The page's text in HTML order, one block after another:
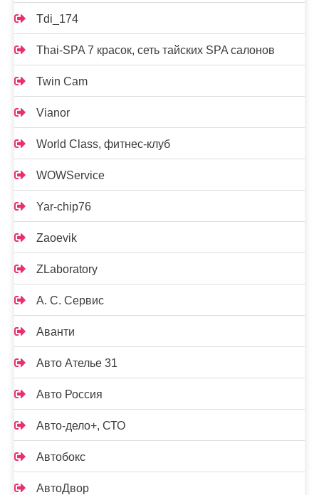
Tdi_174
Thai-SPA 7 красок, сеть тайских SPA салонов
Twin Cam
Vianor
World Class, фитнес-клуб
WOWService
Yar-chip76
Zaoevik
ZLaboratory
А. С. Сервис
Аванти
Авто Ателье 31
Авто Россия
Авто-дело+, СТО
Автобокс
АвтоДвор